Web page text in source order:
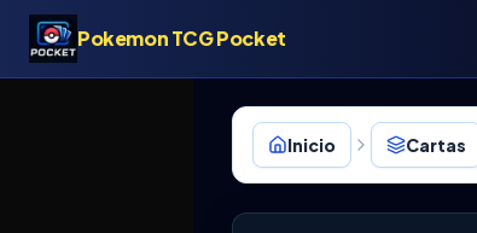
Pokemon TCG Pocket
Inicio Cartas